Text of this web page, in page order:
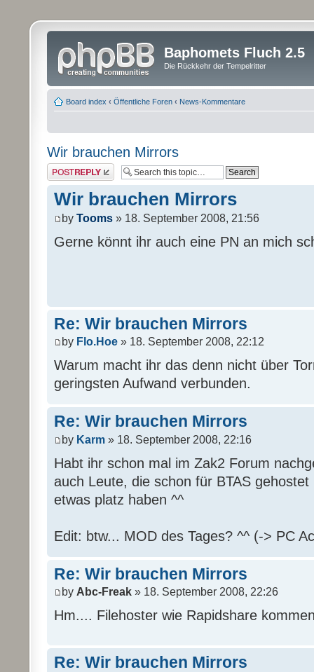
Baphomets Fluch 2.5
Die Rückkehr der Tempelritter
Board index ‹ Öffentliche Foren ‹ News-Kommentare
Wir brauchen Mirrors
Post a reply
Wir brauchen Mirrors
by Tooms » 18. September 2008, 21:56
Gerne könnt ihr auch eine PN an mich
Re: Wir brauchen Mirrors
by Flo.Hoe » 18. September 2008, 22:12
Warum macht ihr das denn nicht über
geringsten Aufwand verbunden.
Re: Wir brauchen Mirrors
by Karm » 18. September 2008, 22:16
Habt ihr schon mal im Zak2 Forum
auch Leute, die schon für BTAS
etwas platz haben ^^
Edit: btw... MOD des Tages? ^^ (-> PC
Re: Wir brauchen Mirrors
by Abc-Freak » 18. September 2008, 22:26
Hm.... Filehoster wie Rapidshare
Re: Wir brauchen Mirrors